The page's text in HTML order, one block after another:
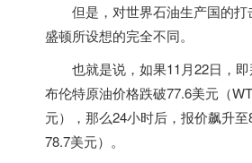
但是，对世界石油生产国的打
盛顿所设想的完全不同。
也就是说，如果11月22日，即
布伦特原油价格跌破77.6美元（
元），那么24小时后，报价飙升
78.7美元）。